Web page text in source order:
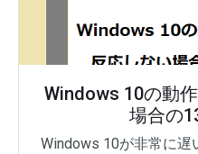
Windows 10の動
場合の
Windows 10が非常に遅